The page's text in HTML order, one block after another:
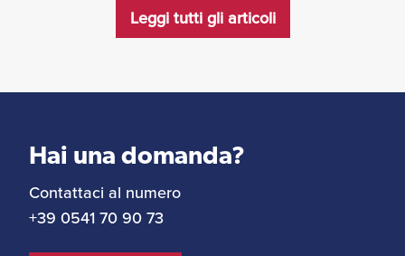
Leggi tutti gli articoli
Hai una domanda?
Contattaci al numero
+39 0541 70 90 73